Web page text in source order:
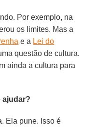
Por exemplo, na
os limites. Mas a
e a Lei do
questão de cultura.
ainda a cultura para
ajudar?
Ela pune. Isso é